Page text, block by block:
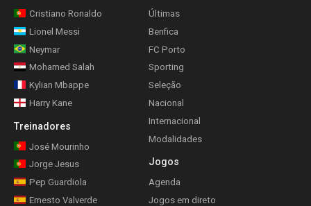
Cristiano Ronaldo
Lionel Messi
Neymar
Mohamed Salah
Kylian Mbappe
Harry Kane
Treinadores
José Mourinho
Jorge Jesus
Pep Guardiola
Ernesto Valverde
Últimas
Benfica
FC Porto
Sporting
Seleção
Nacional
Internacional
Modalidades
Jogos
Agenda
Jogos em direto